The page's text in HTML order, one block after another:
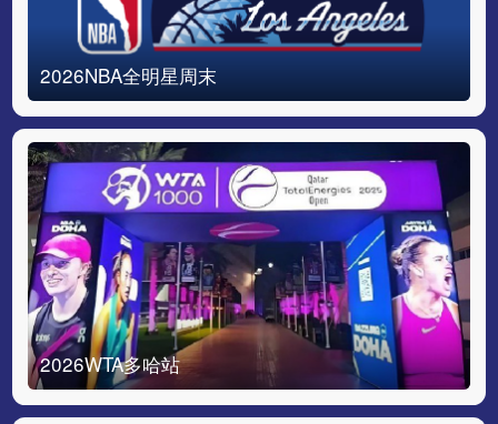
2026NBA全明星周末
2026WTA多哈站